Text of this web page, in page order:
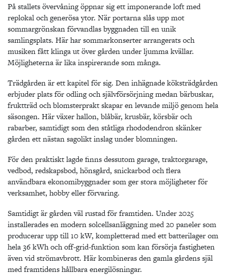
På stallets övervåning öppnar sig ett imponerande loft med
replokal och generösa ytor. När portarna slås upp mot
sommargrönskan förvandlas byggnaden till en unik
samlingsplats. Här har sommarkonserter arrangerats och
musiken fått klinga ut över gården under ljumma kvällar.
Möjligheterna är lika inspirerande som många.
Trädgården är ett kapitel för sig. Den inhägnade köksträdgården
erbjuder plats för odling och självförsörjning medan bärbuskar,
fruktträd och blomsterprakt skapar en levande miljö genom hela
säsongen. Här växer hallon, blåbär, krusbär, körsbär och
rabarber, samtidigt som den ståtliga rhododendron skänker
gården ett nästan sagolikt inslag under blomningen.
För den praktiskt lagde finns dessutom garage, traktorgarage,
vedbod, redskapsbod, hönsgård, snickarbod och flera
användbara ekonomibyggnader som ger stora möjligheter för
verksamhet, hobby eller förvaring.
Samtidigt är gården väl rustad för framtiden. Under 2025
installerades en modern solcellsanläggning med 20 paneler som
producerar upp till 10 kW, kompletterad med ett batterilager om
hela 36 kWh och off-grid-funktion som kan försörja fastigheten
även vid strömavbrott. Här kombineras den gamla gårdens själ
med framtidens hållbara energilösningar.